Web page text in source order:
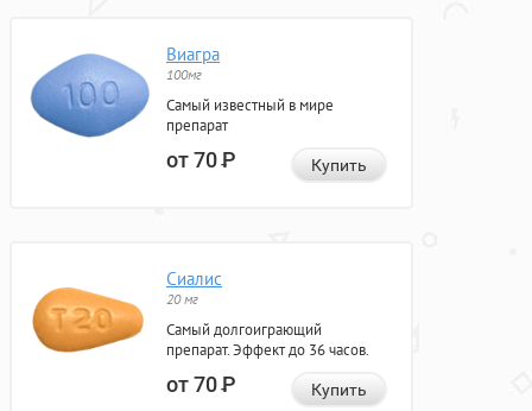
Виагра
100мг
Самый известный в мире
препарат
от 70Р Купить
Сиалис
20 мг
Самый долгоиграющий
препарат. Эффект до 36 часов.
от 70Р Купить